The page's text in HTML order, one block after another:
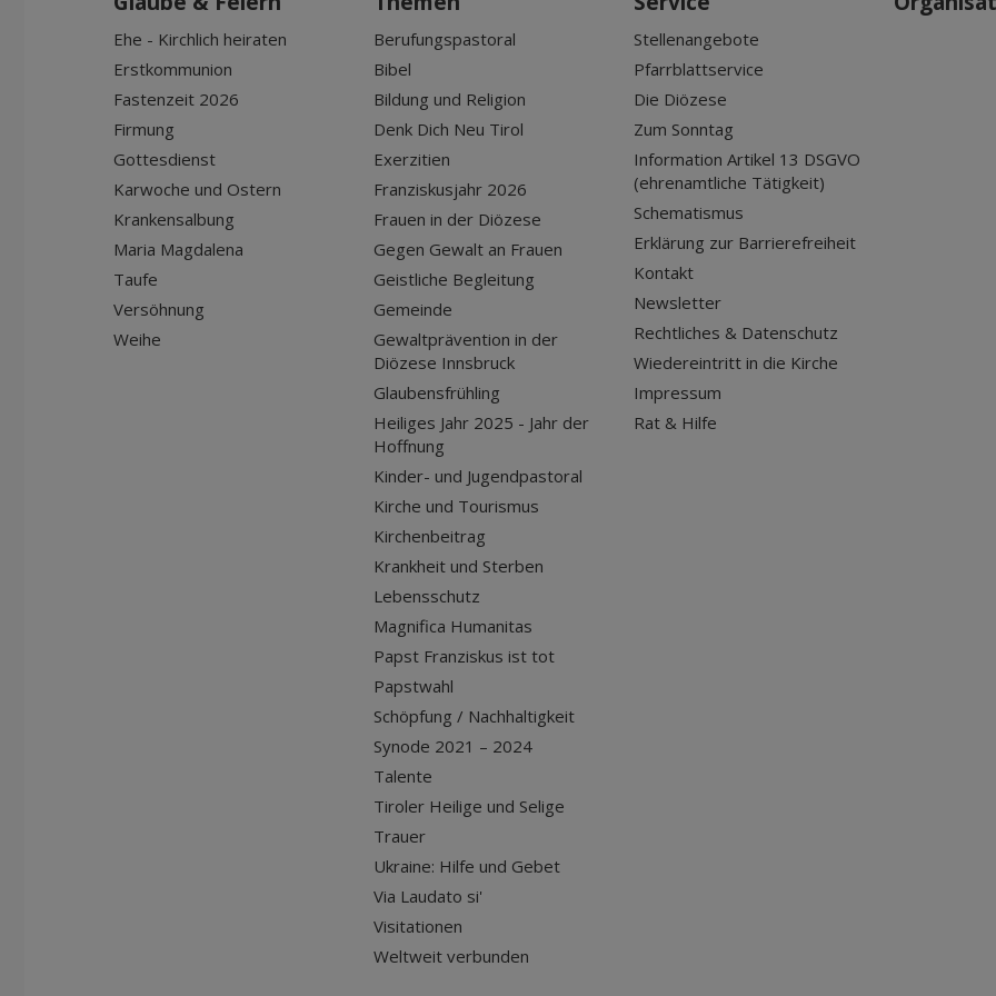
Ehe - Kirchlich heiraten
Erstkommunion
Fastenzeit 2026
Firmung
Gottesdienst
Karwoche und Ostern
Krankensalbung
Maria Magdalena
Taufe
Versöhnung
Weihe
Berufungspastoral
Bibel
Bildung und Religion
Denk Dich Neu Tirol
Exerzitien
Franziskusjahr 2026
Frauen in der Diözese
Gegen Gewalt an Frauen
Geistliche Begleitung
Gemeinde
Gewaltprävention in der
Diözese Innsbruck
Glaubensfrühling
Heiliges Jahr 2025 - Jahr der
Hoffnung
Kinder- und Jugendpastoral
Kirche und Tourismus
Kirchenbeitrag
Krankheit und Sterben
Lebensschutz
Magnifica Humanitas
Papst Franziskus ist tot
Papstwahl
Schöpfung / Nachhaltigkeit
Synode 2021 – 2024
Talente
Tiroler Heilige und Selige
Trauer
Ukraine: Hilfe und Gebet
Via Laudato si'
Visitationen
Weltweit verbunden
Stellenangebote
Pfarrblattservice
Die Diözese
Zum Sonntag
Information Artikel 13 DSGVO
(ehrenamtliche Tätigkeit)
Schematismus
Erklärung zur Barrierefreiheit
Kontakt
Newsletter
Rechtliches & Datenschutz
Wiedereintritt in die Kirche
Impressum
Rat & Hilfe